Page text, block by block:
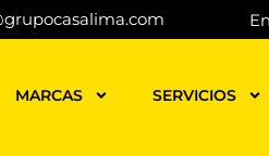
MARCAS SERVICIOS